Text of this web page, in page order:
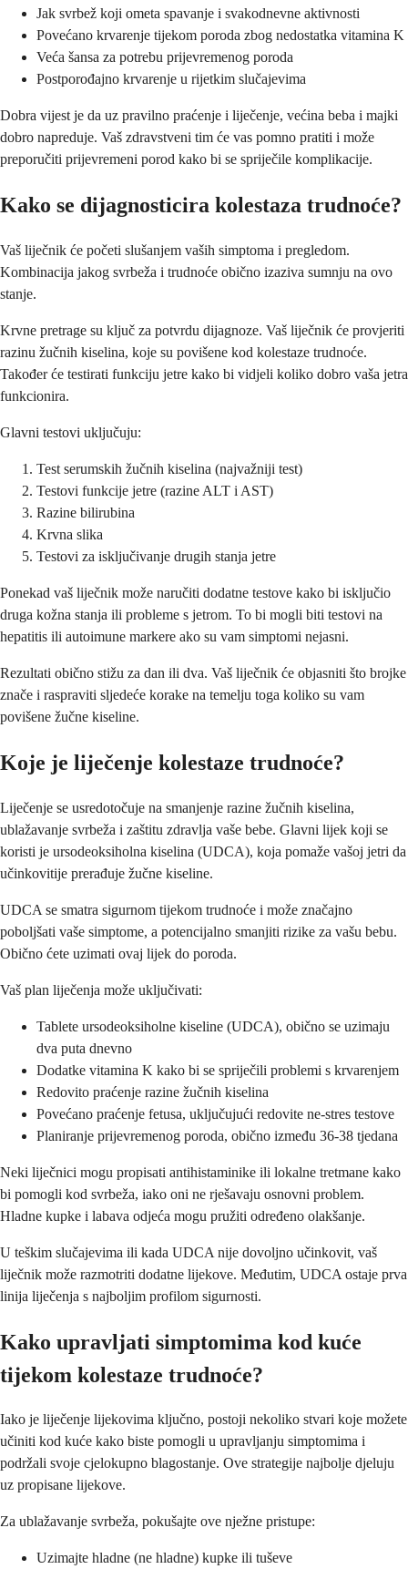
Jak svrbež koji ometa spavanje i svakodnevne aktivnosti
Povećano krvarenje tijekom poroda zbog nedostatka vitamina K
Veća šansa za potrebu prijevremenog poroda
Postporođajno krvarenje u rijetkim slučajevima
Dobra vijest je da uz pravilno praćenje i liječenje, većina beba i majki
dobro napreduje. Vaš zdravstveni tim će vas pomno pratiti i može
preporučiti prijevremeni porod kako bi se spriječile komplikacije.
Kako se dijagnosticira kolestaza trudnoće?
Vaš liječnik će početi slušanjem vaših simptoma i pregledom.
Kombinacija jakog svrbeža i trudnoće obično izaziva sumnju na ovo
stanje.
Krvne pretrage su ključ za potvrdu dijagnoze. Vaš liječnik će provjeriti
razinu žučnih kiselina, koje su povišene kod kolestaze trudnoće.
Također će testirati funkciju jetre kako bi vidjeli koliko dobro vaša jetra
funkcionira.
Glavni testovi uključuju:
Test serumskih žučnih kiselina (najvažniji test)
Testovi funkcije jetre (razine ALT i AST)
Razine bilirubina
Krvna slika
Testovi za isključivanje drugih stanja jetre
Ponekad vaš liječnik može naručiti dodatne testove kako bi isključio
druga kožna stanja ili probleme s jetrom. To bi mogli biti testovi na
hepatitis ili autoimune markere ako su vam simptomi nejasni.
Rezultati obično stižu za dan ili dva. Vaš liječnik će objasniti što brojke
znače i raspraviti sljedeće korake na temelju toga koliko su vam
povišene žučne kiseline.
Koje je liječenje kolestaze trudnoće?
Liječenje se usredotočuje na smanjenje razine žučnih kiselina,
ublažavanje svrbeža i zaštitu zdravlja vaše bebe. Glavni lijek koji se
koristi je ursodeoksiholna kiselina (UDCA), koja pomaže vašoj jetri da
učinkovitije prerađuje žučne kiseline.
UDCA se smatra sigurnom tijekom trudnoće i može značajno
poboljšati vaše simptome, a potencijalno smanjiti rizike za vašu bebu.
Obično ćete uzimati ovaj lijek do poroda.
Vaš plan liječenja može uključivati:
Tablete ursodeoksiholne kiseline (UDCA), obično se uzimaju
dva puta dnevno
Dodatke vitamina K kako bi se spriječili problemi s krvarenjem
Redovito praćenje razine žučnih kiselina
Povećano praćenje fetusa, uključujući redovite ne-stres testove
Planiranje prijevremenog poroda, obično između 36-38 tjedana
Neki liječnici mogu propisati antihistaminike ili lokalne tretmane kako
bi pomogli kod svrbeža, iako oni ne rješavaju osnovni problem.
Hladne kupke i labava odjeća mogu pružiti određeno olakšanje.
U teškim slučajevima ili kada UDCA nije dovoljno učinkovit, vaš
liječnik može razmotriti dodatne lijekove. Međutim, UDCA ostaje prva
linija liječenja s najboljim profilom sigurnosti.
Kako upravljati simptomima kod kuće
tijekom kolestaze trudnoće?
Iako je liječenje lijekovima ključno, postoji nekoliko stvari koje možete
učiniti kod kuće kako biste pomogli u upravljanju simptomima i
podržali svoje cjelokupno blagostanje. Ove strategije najbolje djeluju
uz propisane lijekove.
Za ublažavanje svrbeža, pokušajte ove nježne pristupe:
Uzimajte hladne (ne hladne) kupke ili tuševe